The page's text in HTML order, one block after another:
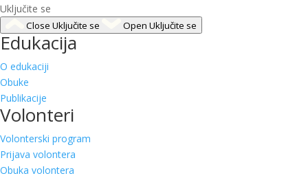
Uključite se
Close Uključite se Open Uključite se
Edukacija
O edukaciji
Obuke
Publikacije
Volonteri
Volonterski program
Prijava volontera
Obuka volontera